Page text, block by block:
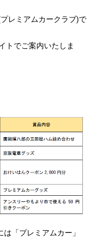
レミアムカークラブ)で
トでご案内いたしま
「プレミアムカー」